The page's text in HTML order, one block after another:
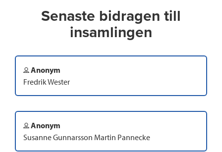
Senaste bidragen till
insamlingen
Anonym
Fredrik Wester
Anonym
Susanne Gunnarsson Martin Pannecke